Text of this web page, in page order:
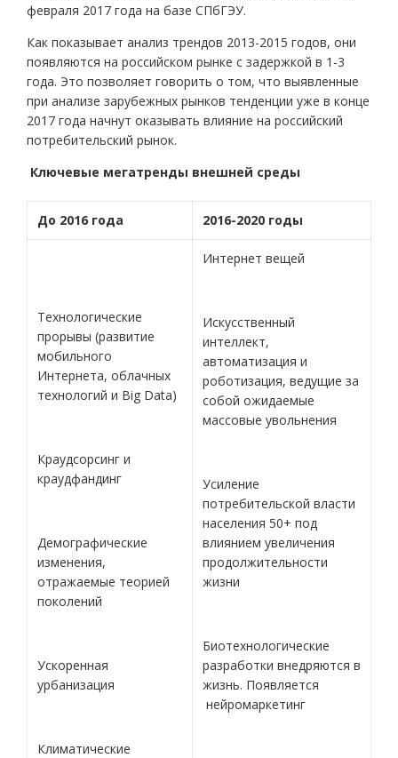
февраля 2017 года на базе СПбГЭУ.
Как показывает анализ трендов 2013-2015 годов, они
появляются на российском рынке с задержкой в 1-3
года. Это позволяет говорить о том, что выявленные
при анализе зарубежных рынков тенденции уже в конце
2017 года начнут оказывать влияние на российский
потребительский рынок.
Ключевые мегатренды внешней среды
До 2016 года 2016-2020 годы
Технологические
прорывы (развитие
мобильного
Интернета, облачных
технологий и Big Data)
Краудсорсинг и
краудфандинг
Демографические
изменения,
отражаемые теорией
поколений
Ускоренная
урбанизация
Климатические
Интернет вещей
Искусственный
интеллект,
автоматизация и
роботизация, ведущие за
собой ожидаемые
массовые увольнения
Усиление
потребительской власти
населения 50+ под
влиянием увеличения
продолжительности
жизни
Биотехнологические
разработки внедряются в
жизнь. Появляется
нейромаркетинг